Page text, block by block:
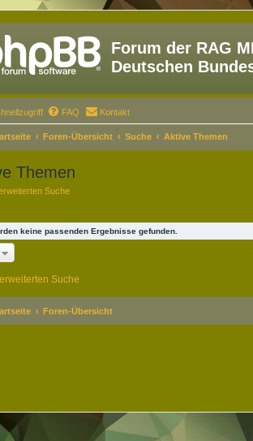
Forum der RAG
Deutschen
FAQ Kontakt
Foren-Übersicht Suche Aktive Themen
Themen
Suche
keine passenden Ergebnisse gefunden.
Suche
Foren-Übersicht